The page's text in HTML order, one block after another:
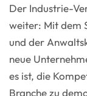
Der Industrie-
weiter: Mit dem
und der
neue
es ist, die
Branche zu